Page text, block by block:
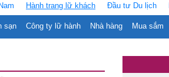
Hành trang lữ khách
sạn Công ty lữ hành Nhà hàng Mua sắm
Ðầu tư Du lịch